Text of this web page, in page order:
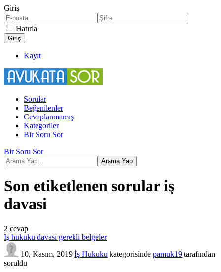
Giriş
Hatırla
Kayıt
Sorular
Beğenilenler
Cevaplanmamış
Kategoriler
Bir Soru Sor
Bir Soru Sor
Son etiketlenen sorular iş
davasi
2 cevap
Iş hukuku davası gerekli belgeler
10, Kasım, 2019 İş Hukuku kategorisinde pamuk19 tarafından
soruldu